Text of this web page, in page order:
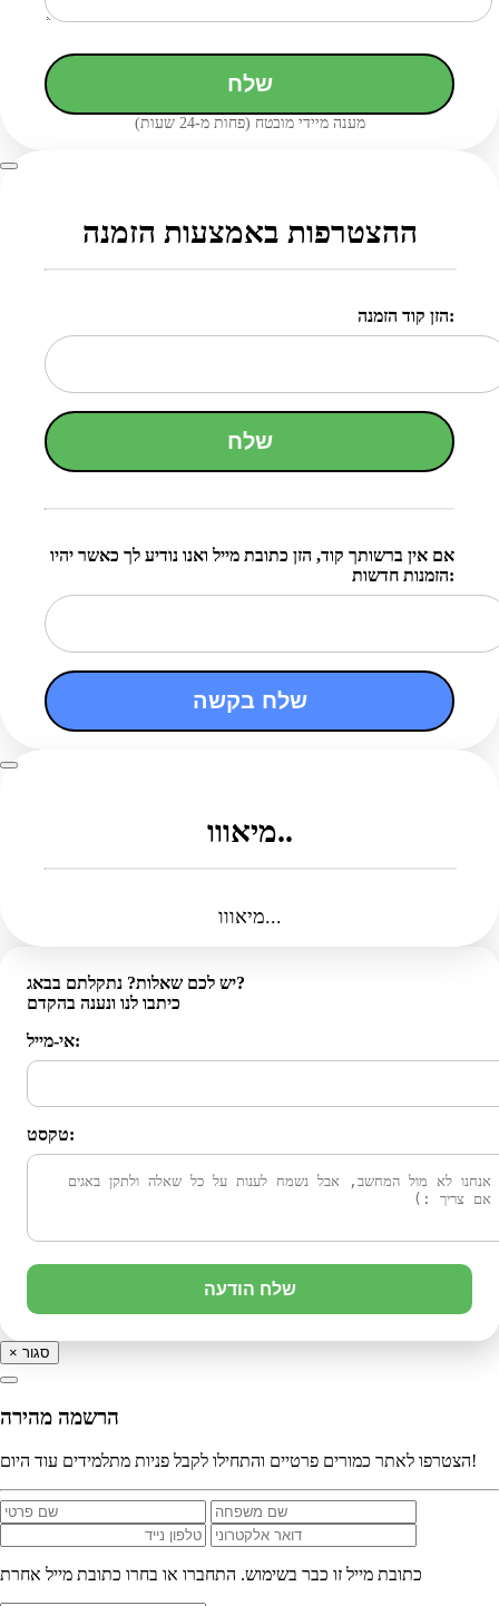
שלח
מענה מיידי מובטח (פחות מ-24 שעות)
ההצטרפות באמצעות הזמנה
הזן קוד הזמנה:
שלח
אם אין ברשותך קוד, הזן כתובת מייל ואנו נודיע לך כאשר יהיו
הזמנות חדשות:
שלח בקשה
מיאווו..
מיאווו...
יש לכם שאלות? נתקלתם בבאג?
כיתבו לנו ונענה בהקדם
אי-מייל:
טקסט:
שלח הודעה
× סגור
הרשמה מהירה
הצטרפו לאתר כמורים פרטיים והתחילו לקבל פניות מתלמידים עוד היום!
כתובת מייל זו כבר בשימוש. התחברו או בחרו כתובת מייל אחרת